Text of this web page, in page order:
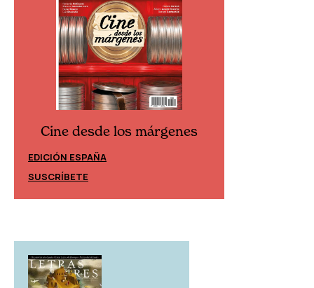
Cine desde los márgenes
EDICIÓN ESPAÑA
SUSCRÍBETE